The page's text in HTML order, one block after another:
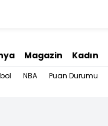
Magazin Kadın
NBA Puan Durumu